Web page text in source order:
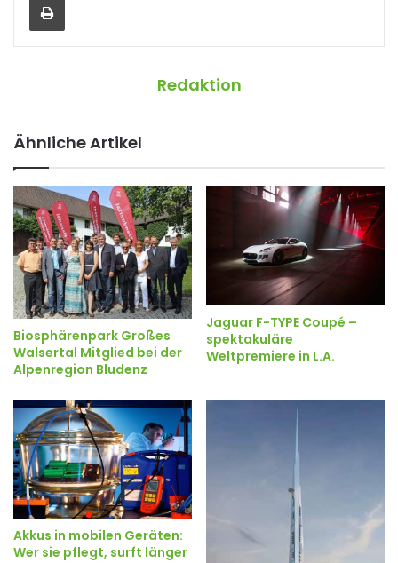
Redaktion
Ähnliche Artikel
Biosphärenpark Großes
Walsertal Mitglied bei der
Alpenregion Bludenz
Jaguar F-TYPE Coupé –
spektakuläre
Weltpremiere in L.A.
Akkus in mobilen Geräten:
Wer sie pflegt, surft länger